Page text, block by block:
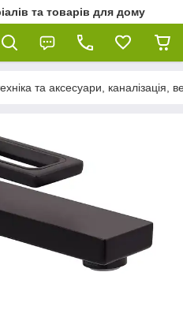
та товарів для дому
та аксесуари, каналізація,